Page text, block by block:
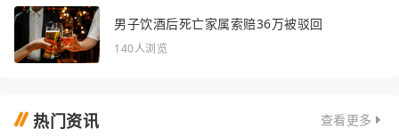
男子饮酒后死亡家属索赔36万被驳回
140人浏览
热门资讯 查看更多